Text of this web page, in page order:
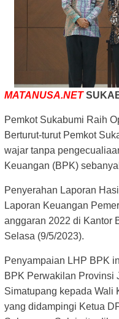
MATANUSA.NET
Pemkot Sukabumi Raih
Berturut-turut Pemkot
wajar tanpa
Keuangan (BPK)
Penyerahan Laporan
Laporan Keuangan
anggaran 2022 di Kantor
Selasa (9/5/2023).
Penyampaian LHP BPK
BPK Perwakilan Provinsi
Simatupang kepada Wali
yang didampingi Ketua